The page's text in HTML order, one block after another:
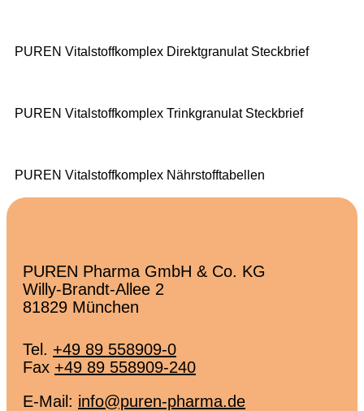
PUREN Vitalstoffkomplex Direktgranulat Steckbrief
PUREN Vitalstoffkomplex Trinkgranulat Steckbrief
PUREN Vitalstoffkomplex Nährstofftabellen
PUREN Pharma GmbH & Co. KG
Willy-Brandt-Allee 2
81829 München
Tel. +49 89 558909-0
Fax +49 89 558909-240
E-Mail: info@puren-pharma.de